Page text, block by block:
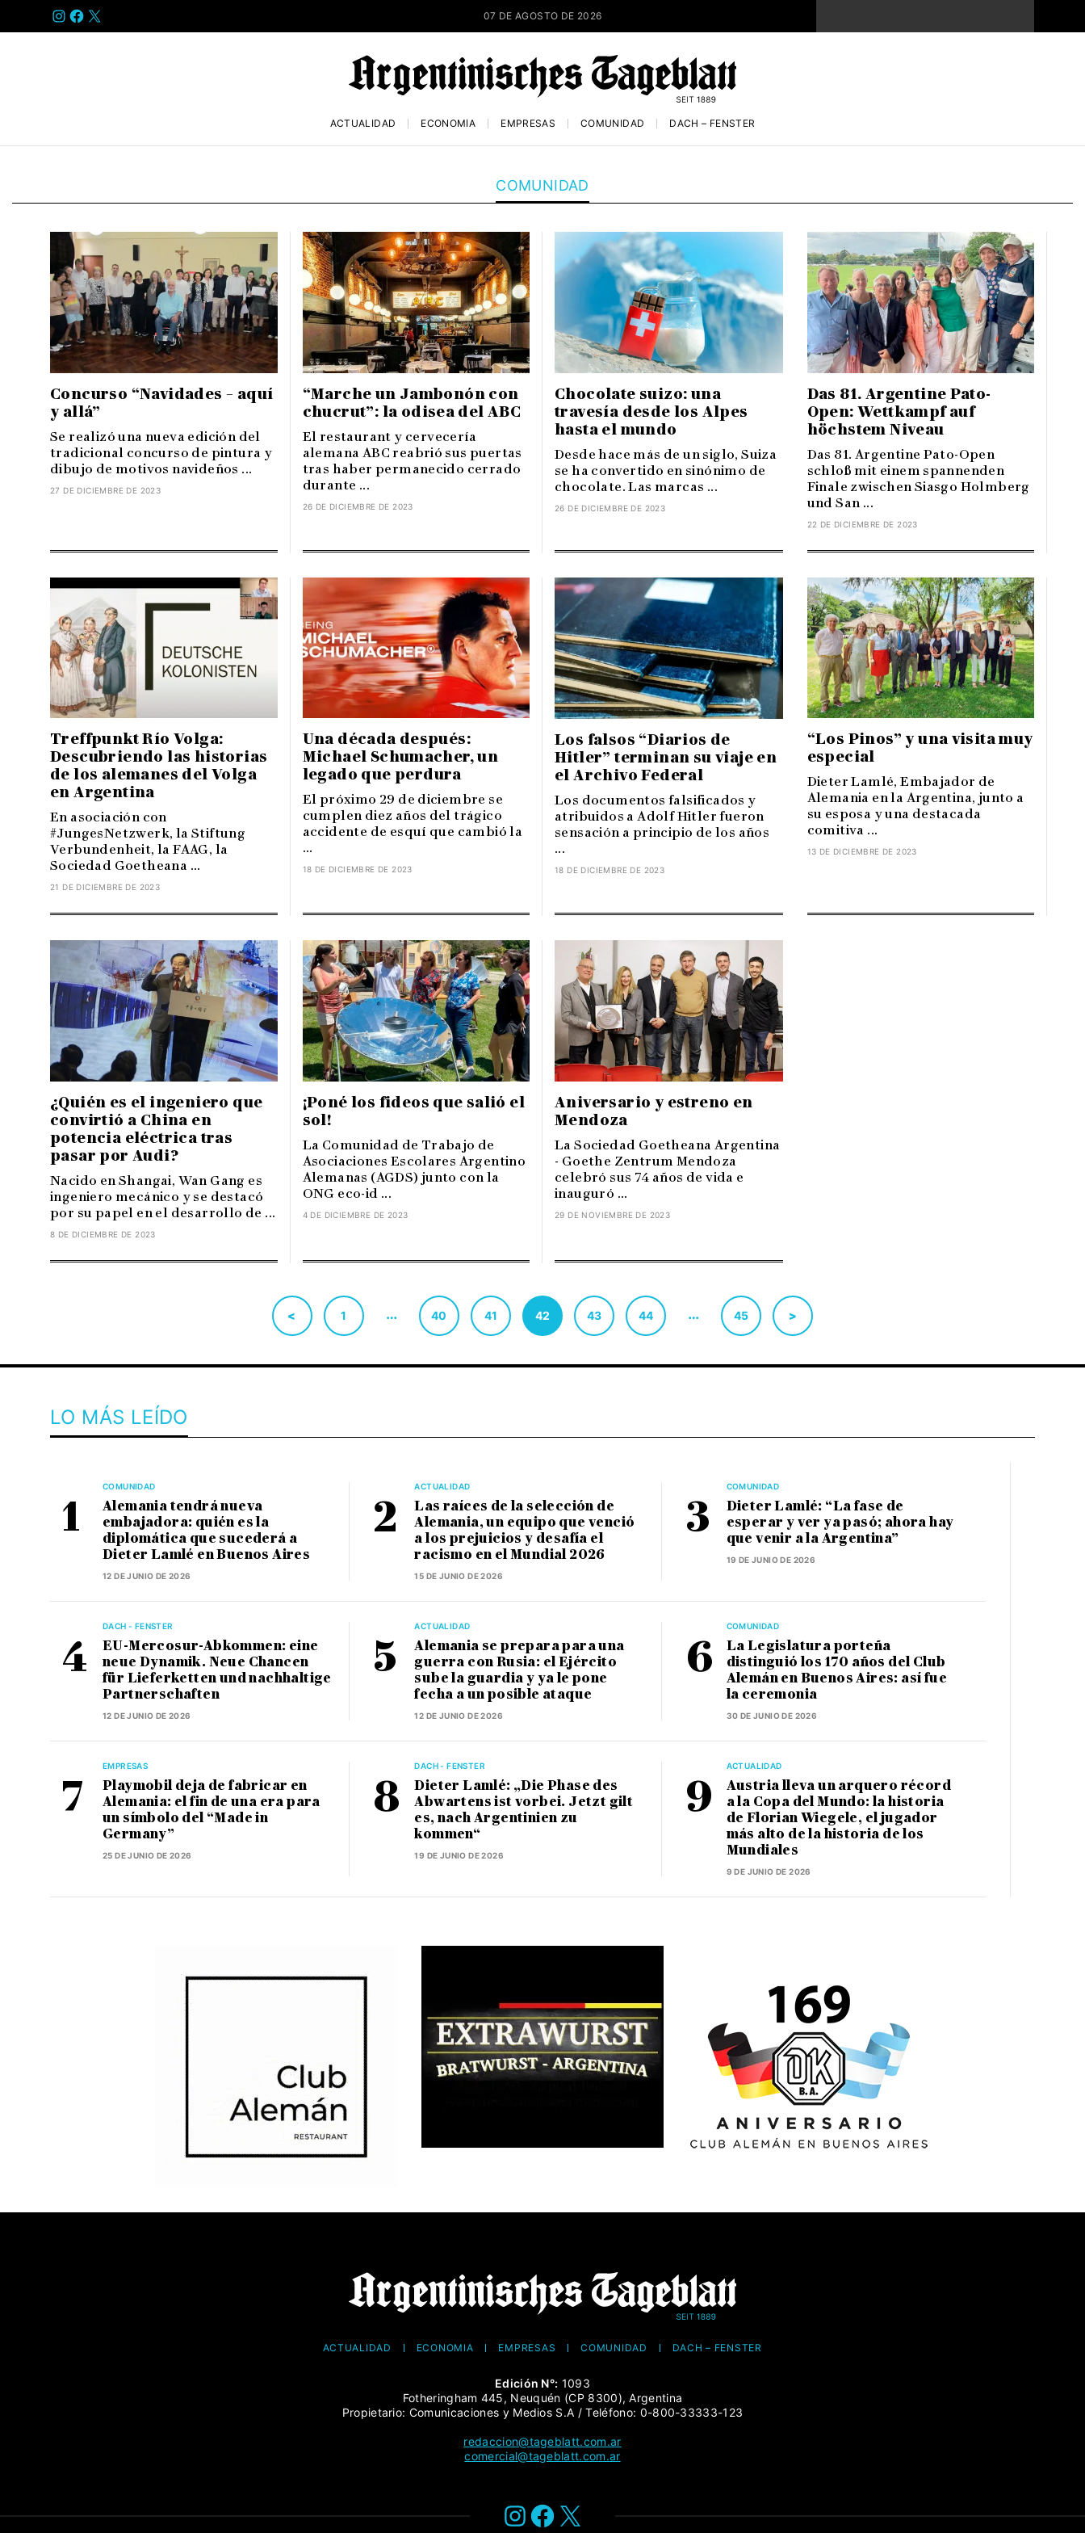
INSTAGRAM
FACEBOOK
X 07 DE AGOSTO DE 2026
ACTUALIDAD ECONOMÍA EMPRESAS COMUNIDAD DACH – FENSTER
COMUNIDAD
Concurso “Navidades – aquí
y allá”
Se realizó una nueva edición del
tradicional concurso de pintura y
dibujo de motivos navideños ...
27 DE DICIEMBRE DE 2023
“Marche un Jambonón con
chucrut”: la odisea del ABC
El restaurant y cervecería
alemana ABC reabrió sus puertas
tras haber permanecido cerrado
durante ...
26 DE DICIEMBRE DE 2023
Chocolate suizo: una
travesía desde los Alpes
hasta el mundo
Desde hace más de un siglo, Suiza
se ha convertido en sinónimo de
chocolate. Las marcas ...
26 DE DICIEMBRE DE 2023
Das 81. Argentine Pato-
Open: Wettkampf auf
höchstem Niveau
Das 81. Argentine Pato-Open
schloß mit einem spannenden
Finale zwischen Siasgo Holmberg
und San ...
22 DE DICIEMBRE DE 2023
Treffpunkt Río Volga:
Descubriendo las historias
de los alemanes del Volga
en Argentina
En asociación con
#JungesNetzwerk, la Stiftung
Verbundenheit, la FAAG, la
Sociedad Goetheana ...
21 DE DICIEMBRE DE 2023
Una década después:
Michael Schumacher, un
legado que perdura
El próximo 29 de diciembre se
cumplen diez años del trágico
accidente de esquí que cambió la
...
18 DE DICIEMBRE DE 2023
Los falsos “Diarios de
Hitler” terminan su viaje en
el Archivo Federal
Los documentos falsificados y
atribuidos a Adolf Hitler fueron
sensación a principio de los años
...
18 DE DICIEMBRE DE 2023
“Los Pinos” y una visita muy
especial
Dieter Lamlé, Embajador de
Alemania en la Argentina, junto a
su esposa y una destacada
comitiva ...
13 DE DICIEMBRE DE 2023
¿Quién es el ingeniero que
convirtió a China en
potencia eléctrica tras
pasar por Audi?
Nacido en Shangai, Wan Gang es
ingeniero mecánico y se destacó
por su papel en el desarrollo de ...
8 DE DICIEMBRE DE 2023
¡Poné los fideos que salió el
sol!
La Comunidad de Trabajo de
Asociaciones Escolares Argentino
Alemanas (AGDS) junto con la
ONG eco-id ...
4 DE DICIEMBRE DE 2023
Aniversario y estreno en
Mendoza
La Sociedad Goetheana Argentina
- Goethe Zentrum Mendoza
celebró sus 74 años de vida e
inauguró ...
29 DE NOVIEMBRE DE 2023
< 1 … 40 41 42 43 44 … 45 >
LO MÁS LEÍDO
COMUNIDAD
Alemania tendrá nueva
embajadora: quién es la
diplomática que sucederá a
Dieter Lamlé en Buenos Aires
12 DE JUNIO DE 2026
ACTUALIDAD
Las raíces de la selección de
Alemania, un equipo que venció
a los prejuicios y desafía el
racismo en el Mundial 2026
15 DE JUNIO DE 2026
COMUNIDAD
Dieter Lamlé: “La fase de
esperar y ver ya pasó; ahora hay
que venir a la Argentina”
19 DE JUNIO DE 2026
DACH - FENSTER
EU-Mercosur-Abkommen: eine
neue Dynamik. Neue Chancen
für Lieferketten und nachhaltige
Partnerschaften
12 DE JUNIO DE 2026
ACTUALIDAD
Alemania se prepara para una
guerra con Rusia: el Ejército
sube la guardia y ya le pone
fecha a un posible ataque
12 DE JUNIO DE 2026
COMUNIDAD
La Legislatura porteña
distinguió los 170 años del Club
Alemán en Buenos Aires: así fue
la ceremonia
30 DE JUNIO DE 2026
EMPRESAS
Playmobil deja de fabricar en
Alemania: el fin de una era para
un símbolo del “Made in
Germany”
25 DE JUNIO DE 2026
DACH - FENSTER
Dieter Lamlé: „Die Phase des
Abwartens ist vorbei. Jetzt gilt
es, nach Argentinien zu
kommen“
19 DE JUNIO DE 2026
ACTUALIDAD
Austria lleva un arquero récord
a la Copa del Mundo: la historia
de Florian Wiegele, el jugador
más alto de la historia de los
Mundiales
9 DE JUNIO DE 2026
ACTUALIDAD ECONOMÍA EMPRESAS COMUNIDAD DACH – FENSTER
Edición N°: 1093
Fotheringham 445, Neuquén (CP 8300), Argentina
Propietario: Comunicaciones y Medios S.A / Teléfono: 0-800-33333-123
redaccion@tageblatt.com.ar
comercial@tageblatt.com.ar
Instagram
Facebook
X